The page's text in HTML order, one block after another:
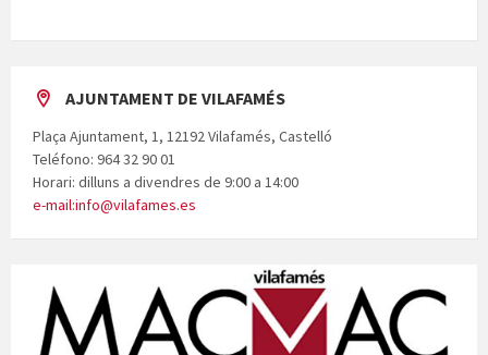
AJUNTAMENT DE VILAFAMÉS
Plaça Ajuntament, 1, 12192 Vilafamés, Castelló
Teléfono: 964 32 90 01
Horari: dilluns a divendres de 9:00 a 14:00
e-mail:info@vilafames.es